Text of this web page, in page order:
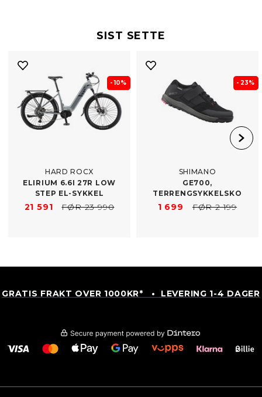
SIST SETTE
- 10%
HARD ROCX
ELIRIUM 6.6I 27R LOW
STEP EL-​SYKKEL
21 591 FØR 23 990
- 23%
SHIMANO
GE700,
TERRENGSYKKELSKO
1 699 FØR 2 199
GRATIS FRAKT OVER 1000KR* • LEVERING 1-4 DAGER